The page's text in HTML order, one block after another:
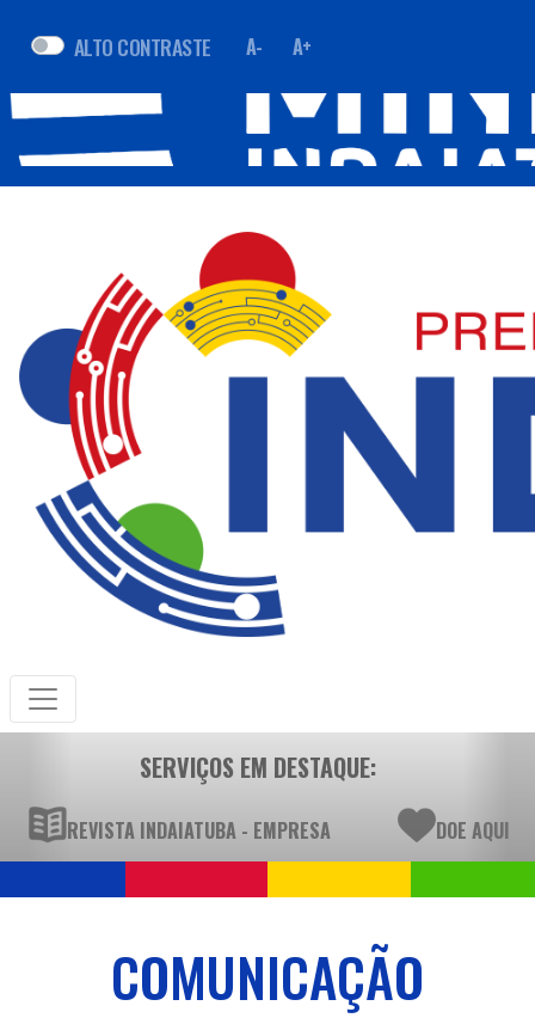
ALTO CONTRASTE A- A+
SERVIÇOS EM DESTAQUE:
REVISTA INDAIATUBA - EMPRESA DOE AQUI
COMUNICAÇÃO